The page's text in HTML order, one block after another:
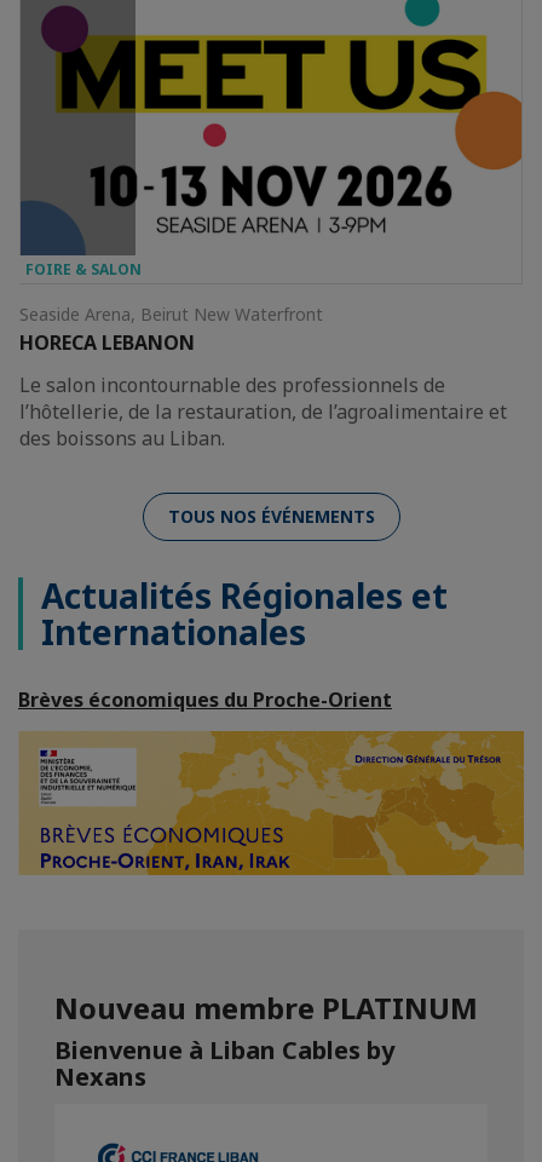
FOIRE & SALON
Seaside Arena, Beirut New Waterfront
HORECA LEBANON
Le salon incontournable des professionnels de
l’hôtellerie, de la restauration, de l’agroalimentaire et
des boissons au Liban.
TOUS NOS ÉVÉNEMENTS
Actualités Régionales et
Internationales
Brèves économiques du Proche-Orient
Nouveau membre PLATINUM
Bienvenue à Liban Cables by
Nexans